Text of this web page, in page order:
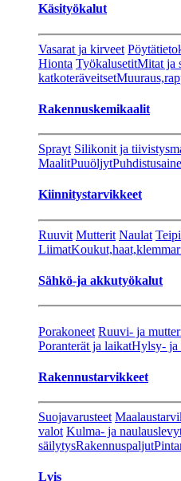
Käsityökalut
Vasarat ja kirveet
Hionta TyökalusetitMitat ja
katkoteräveitset
Rakennuskemikaalit
Sprayt Silikonit ja
MaalitPuuöljyt
Kiinnitystarvikkeet
Ruuvit Mutterit Naulat
Liimat
Sähkö-ja akkutyökalut
Porakoneet Ruuvi- ja
Poranterät ja laikatHylsy- ja
Rakennustarvikkeet
Suojavarusteet
valot Kulma- ja
säilytysRakennuspaljut
Lvis